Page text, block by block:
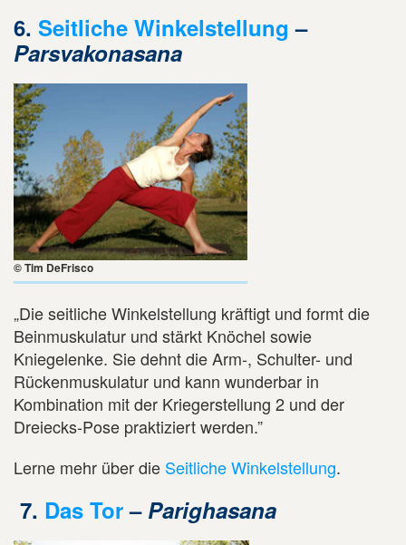
6. Seitliche Winkelstellung –
Parsvakonasana
© Tim DeFrisco
„Die seitliche Winkelstellung kräftigt und formt die
Beinmuskulatur und stärkt Knöchel sowie
Kniegelenke. Sie dehnt die Arm-, Schulter- und
Rückenmuskulatur und kann wunderbar in
Kombination mit der Kriegerstellung 2 und der
Dreiecks-Pose praktiziert werden.”
Lerne mehr über die Seitliche Winkelstellung.
7. Das Tor– Parighasana